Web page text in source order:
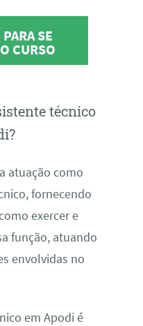
SE
CURSO
técnico
atuação como
fornecendo
exercer e
função, atuando
envolvidas no
em Apodi é